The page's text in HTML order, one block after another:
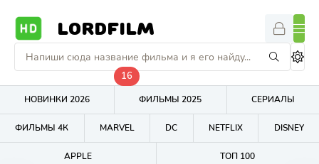
LORDFILM
НОВИНКИ 2026
16
ФИЛЬМЫ 2025 СЕРИАЛЫ
ФИЛЬМЫ 4К MARVEL DC NETFLIX DISNEY
APPLE ТОП 100